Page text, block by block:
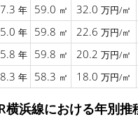
年 59.0 ㎡ 32.0 万円/㎡
年 59.8 ㎡ 22.6 万円/㎡
年 59.8 ㎡ 20.2 万円/㎡
年 58.3 ㎡ 18.0 万円/㎡
横浜線における年別